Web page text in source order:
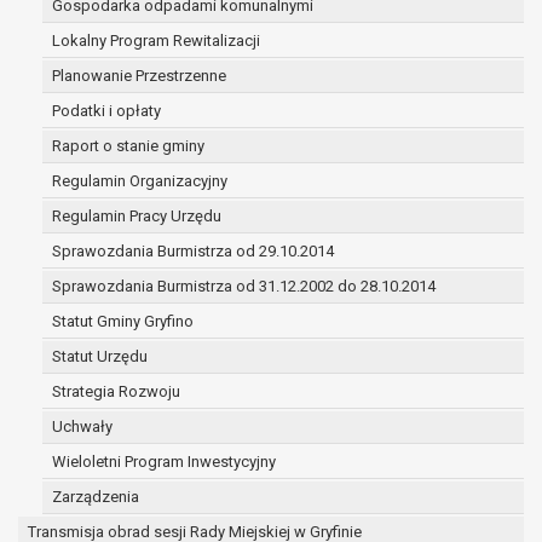
Gospodarka odpadami komunalnymi
Lokalny Program Rewitalizacji
Planowanie Przestrzenne
Podatki i opłaty
Raport o stanie gminy
Regulamin Organizacyjny
Regulamin Pracy Urzędu
Sprawozdania Burmistrza od 29.10.2014
Sprawozdania Burmistrza od 31.12.2002 do 28.10.2014
Statut Gminy Gryfino
Statut Urzędu
Strategia Rozwoju
Uchwały
Wieloletni Program Inwestycyjny
Zarządzenia
Transmisja obrad sesji Rady Miejskiej w Gryfinie
(merytorycznych), a także obowiązków i
zadań zleconych przez instytucje
nadrzędne wobec Gminy;
zawarcia i realizacji umów;
ochrony żywotnych interesów osoby, której
dane dotyczą, lub innej osoby fizycznej;
wykonania zadania realizowanego w
interesie publicznym lub w ramach
sprawowania władzy publicznej
powierzonej administratorowi;
w pozostałych przypadkach dane osobowe
przetwarzane są wyłącznie na podstawie
wcześniej udzielonej zgody w zakresie i celu
określonym w treści zgody.
W związku z przetwarzaniem danych w celu
wskazanym w pkt. 3, dane osobowe mogą być
udostępniane innym upoważnionym odbiorcom lub
kategoriom odbiorców danych osobowych.
Odbiorcami mogą być:
podmioty, które przetwarzają dane